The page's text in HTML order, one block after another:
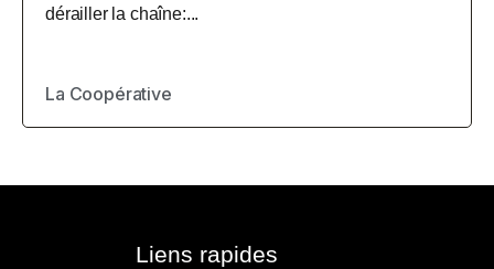
dérailler la chaîne:...
La Coopérative
Liens rapides